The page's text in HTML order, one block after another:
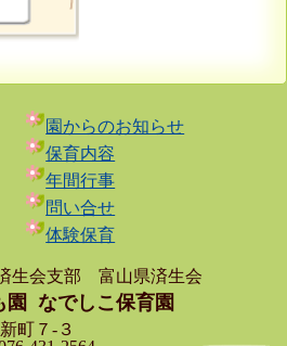
園からのお知らせ
保育内容
年間行事
問い合せ
体験保育
生会支部 富山県済生会
園 なでしこ保育園
町７-３